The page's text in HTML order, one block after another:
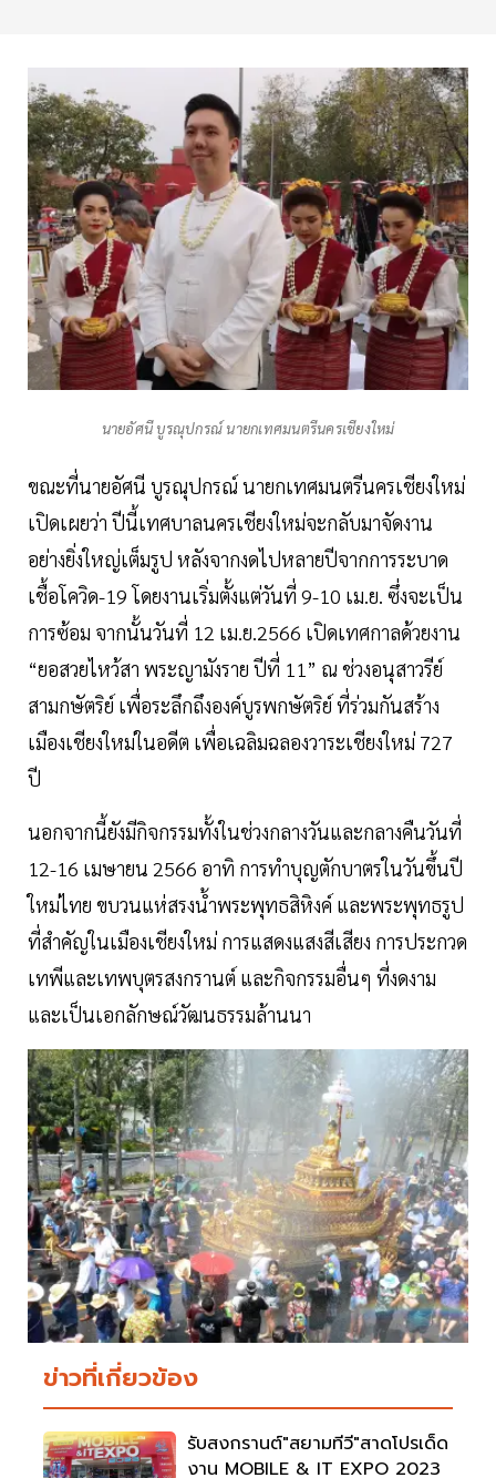
นายอัศนี บูรณุปกรณ์ นายกเทศมนตรีนครเชียงใหม่
ขณะที่นายอัศนี บูรณุปกรณ์ นายกเทศมนตรีนครเชียงใหม่
เปิดเผยว่า ปีนี้เทศบาลนครเชียงใหม่จะกลับมาจัดงาน
อย่างยิ่งใหญ่เต็มรูป หลังจากงดไปหลายปีจากการระบาด
เชื้อโควิด-19 โดยงานเริ่มตั้งแต่วันที่ 9-10 เม.ย. ซึ่งจะเป็น
การซ้อม จากนั้นวันที่ 12 เม.ย.2566 เปิดเทศกาลด้วยงาน
“ยอสวยไหว้สา พระญามังราย ปีที่ 11” ณ ช่วงอนุสาวรีย์
สามกษัตริย์ เพื่อระลึกถึงองค์บูรพกษัตริย์ ที่ร่วมกันสร้าง
เมืองเชียงใหม่ในอดีต เพื่อเฉลิมฉลองวาระเชียงใหม่ 727
ปี
นอกจากนี้ยังมีกิจกรรมทั้งในช่วงกลางวันและกลางคืนวันที่
12-16 เมษายน 2566 อาทิ การทำบุญตักบาตรในวันขึ้นปี
ใหม่ไทย ขบวนแห่สรงนํ้าพระพุทธสิหิงค์ และพระพุทธรูป
ที่สำคัญในเมืองเชียงใหม่ การแสดงแสงสีเสียง การประกวด
เทพีและเทพบุตรสงกรานต์ และกิจกรรมอื่นๆ ที่งดงาม
และเป็นเอกลักษณ์วัฒนธรรมล้านนา
ข่าวที่เกี่ยวข้อง
รับสงกรานต์"สยามทีวี"สาดโปรเด็ด
งาน MOBILE & IT EXPO 2023